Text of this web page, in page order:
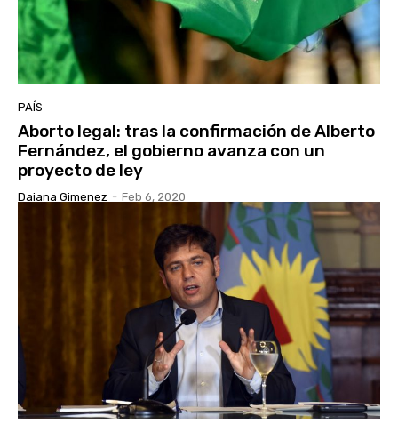
PAÍS
Aborto legal: tras la confirmación de Alberto
Fernández, el gobierno avanza con un
proyecto de ley
Daiana Gimenez - Feb 6, 2020